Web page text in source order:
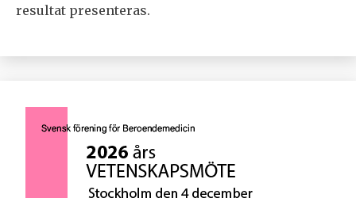
resultat presenteras.